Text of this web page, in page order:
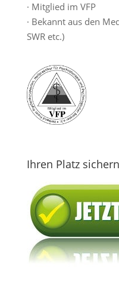
· Mitglied im VFP
· Bekannt aus den
SWR etc.)
Ihren Platz sichern